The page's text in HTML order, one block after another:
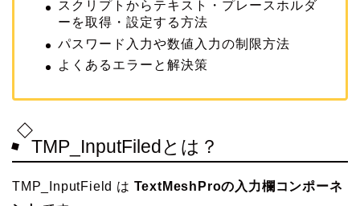
スクリプトからテキスト・プレースホルダ
ーを取得・設定する方法
パスワード入力や数値入力の制限方法
よくあるエラーと解決策
TMP_InputFiledとは？
TMP_InputField は TextMeshProの入力欄コンポーネ